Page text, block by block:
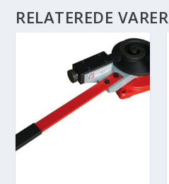
RELATEREDE VARER